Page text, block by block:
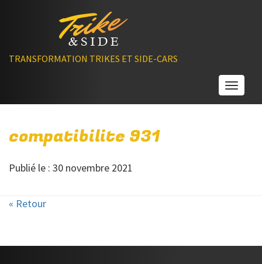
TRANSFORMATION TRIKES ET SIDE-CARS
compatibilite 931
Publié le : 30 novembre 2021
« Retour